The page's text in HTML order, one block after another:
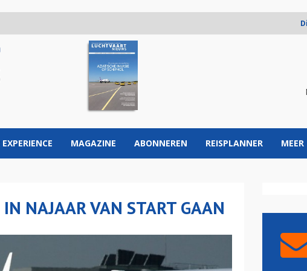
EXPERIENCE MAGAZINE ABONNEREN REISPLANNER MEER
NAJAAR VAN START GAAN